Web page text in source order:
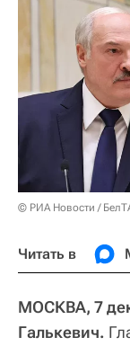
© РИА Новости /
Читать в
МОСКВА, 7
Галькевич.